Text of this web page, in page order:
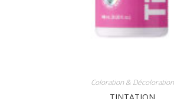
Coloration & Décoloration